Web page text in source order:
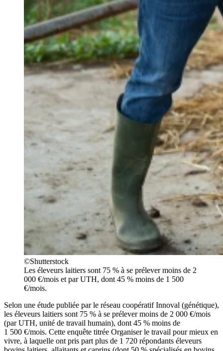
©Shutterstock
Les éleveurs laitiers sont 75 % à se prélever moins de 2
000 €/mois et par UTH, dont 45 % moins de 1 500
€/mois.
Selon une étude publiée par le réseau coopératif Innoval (génétique),
les éleveurs laitiers sont 75 % à se prélever moins de 2 000 €/mois
(par UTH, unité de travail humain), dont 45 % moins de
1 500 €/mois. Cette enquête titrée Organiser le travail pour mieux en
vivre, à laquelle ont pris part plus de 1 720 répondants éleveurs